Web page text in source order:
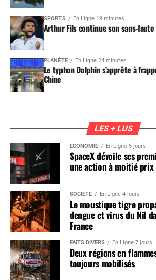
SPORTS En Ligne 19 minutes
Arthur Fils continue son sans-
PLANÈTE En Ligne 24 minutes
Le typhon Dolphin s’apprête à
Chine
LES + LUS
ÉCONOMIE En Ligne 5 jours
SpaceX dévoile ses
une action à moitié prix
SOCIÉTÉ En Ligne 4 jours
Le moustique tigre
dengue et virus du Nil
France
FAITS DIVERS En Ligne 7 jours
Deux régions en
toujours mobilisés